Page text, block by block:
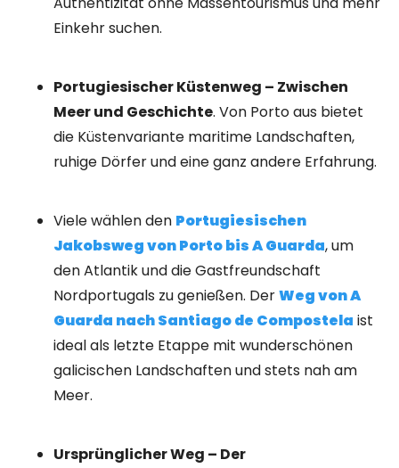
Einkehr suchen.
Portugiesischer Küstenweg – Zwischen
Meer und Geschichte. Von Porto aus bietet
die Küstenvariante maritime Landschaften,
ruhige Dörfer und eine ganz andere Erfahrung.
Viele wählen den Portugiesischen
Jakobsweg von Porto bis A Guarda, um
den Atlantik und die Gastfreundschaft
Nordportugals zu genießen. DerWeg von A
Guarda nach Santiago de Compostela ist
ideal als letzte Etappe mit wunderschönen
galicischen Landschaften und stets nah am
Meer.
Ursprünglicher Weg – Der